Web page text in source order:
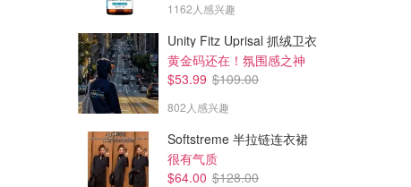
1162人感兴趣
Unity Fitz Uprisal 抓绒卫衣
黄金码还在！氛围感之神
$53.99 $109.00
802人感兴趣
Softstreme 半拉链连衣裙
很有气质
$64.00 $128.00